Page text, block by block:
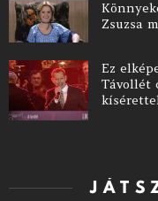
Zsuzsa
Ez
Távollét